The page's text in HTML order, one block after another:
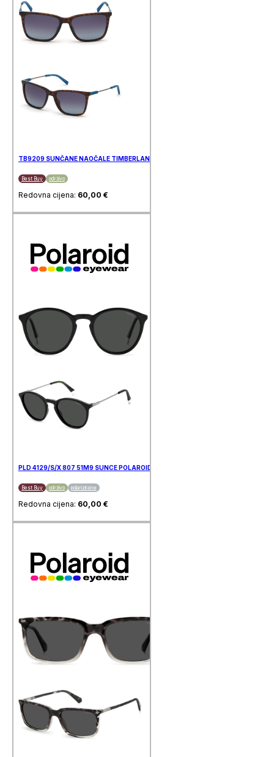
TB9209 SUNČANE NAOČALE TIMBERLAND
Best Buy održivo
Redovna cijena: 60,00 €
PLD 4129/S/X 807 51M9 SUNCE POLAROID
Best Buy održivo polarizirane
Redovna cijena: 60,00 €